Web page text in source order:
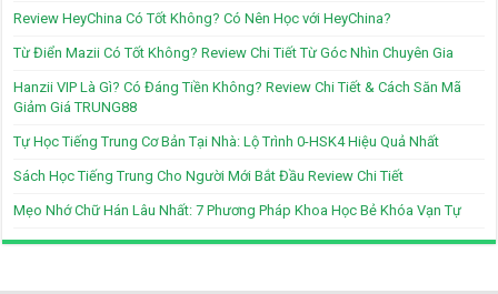
Review HeyChina Có Tốt Không? Có Nên Học với HeyChina?
Từ Điển Mazii Có Tốt Không? Review Chi Tiết Từ Góc Nhìn Chuyên Gia
Hanzii VIP Là Gì? Có Đáng Tiền Không? Review Chi Tiết & Cách Săn Mã
Giảm Giá TRUNG88
Tự Học Tiếng Trung Cơ Bản Tại Nhà: Lộ Trình 0-HSK4 Hiệu Quả Nhất
Sách Học Tiếng Trung Cho Người Mới Bắt Đầu Review Chi Tiết
Mẹo Nhớ Chữ Hán Lâu Nhất: 7 Phương Pháp Khoa Học Bẻ Khóa Vạn Tự